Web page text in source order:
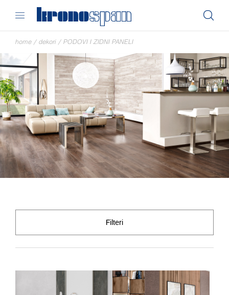
home / dekori / PODOVI I ZIDNI PANELI
Filteri